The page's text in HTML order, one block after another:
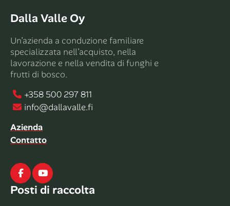
Dalla Valle Oy
Un’azienda a conduzione familiare
specializzata nell’acquisto, nella
lavorazione e nella vendita di funghi e
frutti di bosco.
+358 500 297 811
info@dallavalle.fi
Azienda
Contatto
FacebookYoutube
Posti di raccolta